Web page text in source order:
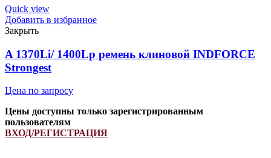
(РСМ
6201489)
ремень
клиновой
INDFORCE
Strongest
quantity
Quick view
Добавить в избранное
Закрыть
A 1370Li/ 1400Lp ремень клиновой INDFORCE
Strongest
Цена по запросу
Цены доступны только зарегистрированным
пользователям
ВХОД/РЕГИСТРАЦИЯ